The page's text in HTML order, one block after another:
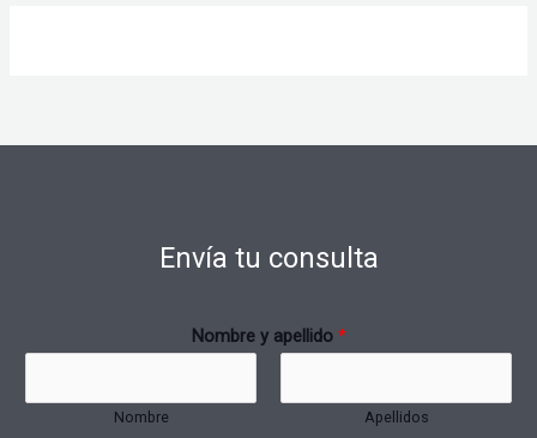
Envía tu consulta
Nombre y apellido *
Nombre Apellidos